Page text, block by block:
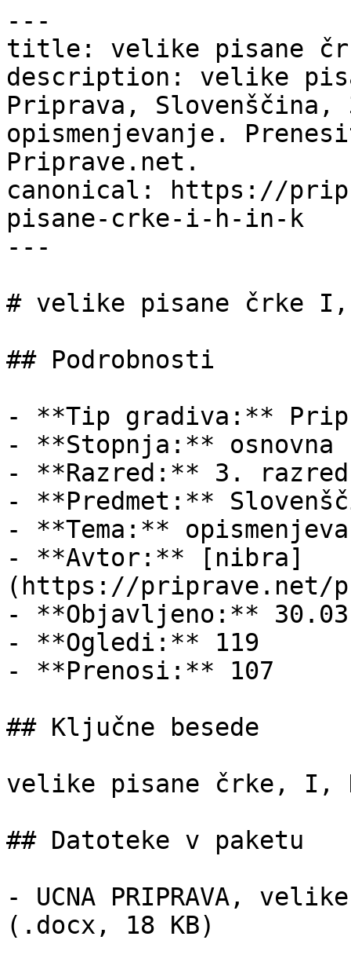
---
title: velike pisane
description: velike
Priprava,
opismenjevanje.
Priprave.net.
canonical: https://
pisane-crke-i-h-in-k
---
# velike pisane črke
## Podrobnosti
- **Tip gradiva:**
- **Stopnja:** osnovna
- **Razred:** 3. razred
- **Predmet:**
- **Tema:**
- **Avtor:** [nibra]
(https://priprave.net/
- **Objavljeno:**
- **Ogledi:** 119
- **Prenosi:** 107
## Ključne besede
velike pisane črke, I,
## Datoteke v paketu
- UCNA PRIPRAVA,
(.docx, 18 KB)